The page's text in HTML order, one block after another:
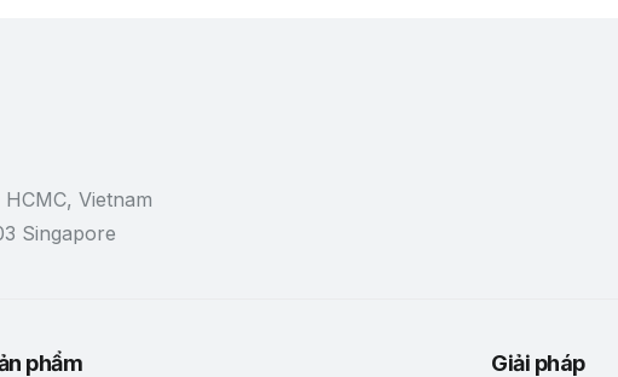
Vietnam
Singapore
phẩm Giải pháp